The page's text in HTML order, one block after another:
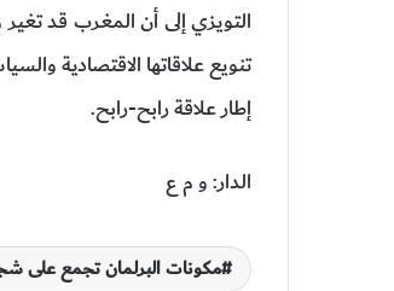
التويزي إلى أن المغرب قد
تنويع علاقاتها الاقتصادية
إطار علاقة رابح-رابح.
الدار: و م ع
مكونات البرلمان تجمع على